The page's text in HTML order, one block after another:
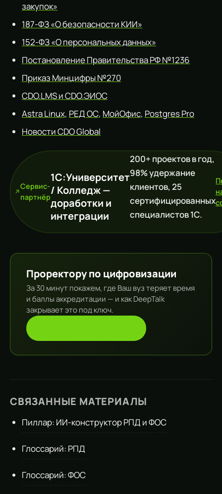
закупок»
187-ФЗ «О безопасности КИИ»
152-ФЗ «О персональных данных»
Постановление Правительства РФ №1236
Приказ Минцифры №270
CDO.LMS и CDO.ЭИОС
Astra Linux, РЕД ОС, МойОфис, Postgres Pro
Новости CDO Global
Сервис-
партнёр
1С:Университет
/ Колледж —
доработки и
интеграции
200+ проектов в год,
98% удержание
клиентов, 25
сертифицированных
специалистов 1С.
Проректору по цифровизации
За 30 минут покажем, где Ваш вуз теряет время
и баллы аккредитации — и как DeepTalk
закрывает это под ключ.
СВЯЗАННЫЕ МАТЕРИАЛЫ
Пиллар: ИИ-конструктор РПД и ФОС
Глоссарий: РПД
Глоссарий: ФОС